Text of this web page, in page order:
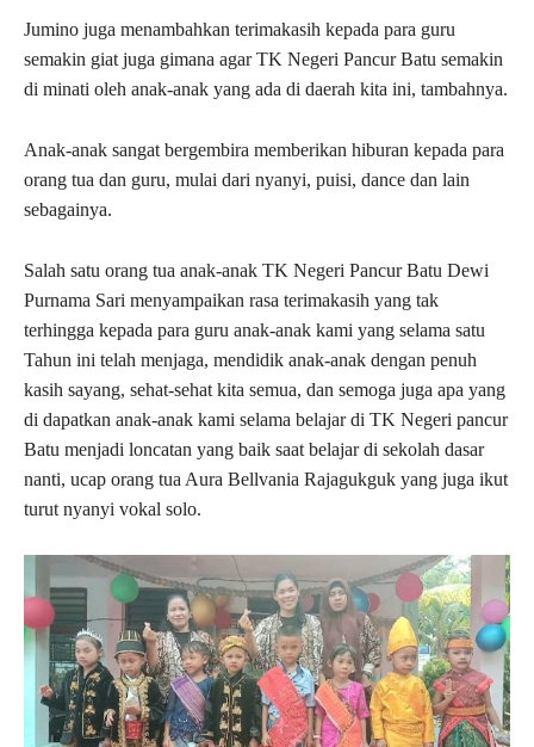
Jumino juga menambahkan terimakasih kepada para guru
semakin giat juga gimana agar TK Negeri Pancur Batu semakin
di minati oleh anak-anak yang ada di daerah kita ini, tambahnya.
Anak-anak sangat bergembira memberikan hiburan kepada para
orang tua dan guru, mulai dari nyanyi, puisi, dance dan lain
sebagainya.
Salah satu orang tua anak-anak TK Negeri Pancur Batu Dewi
Purnama Sari menyampaikan rasa terimakasih yang tak
terhingga kepada para guru anak-anak kami yang selama satu
Tahun ini telah menjaga, mendidik anak-anak dengan penuh
kasih sayang, sehat-sehat kita semua, dan semoga juga apa yang
di dapatkan anak-anak kami selama belajar di TK Negeri pancur
Batu menjadi loncatan yang baik saat belajar di sekolah dasar
nanti, ucap orang tua Aura Bellvania Rajagukguk yang juga ikut
turut nyanyi vokal solo.